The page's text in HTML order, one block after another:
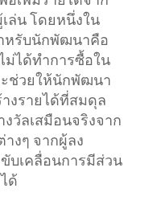
ล่น โดยหนึ่งใน
หรับนักพัฒนาคือ
ม่ได้ทำการซื้อใน
ะช่วยให้นักพัฒนา
งรายได้ที่สมดุล
วัลเสมือนจริงจาก
งๆ จากผู้ลง
บเคลื่อนการมีส่วน
ด้